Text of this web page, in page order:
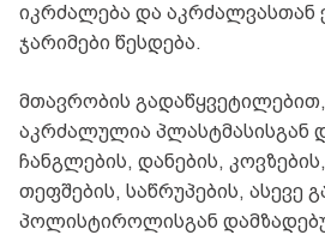
იკრძალება და აკრძალვასთან
ჯარიმები წესდება.
მთავრობის
აკრძალულია პლასტმასისგან
ჩანგლების, დანების,
თეფშების, საწრუპების, ასევე
პოლისტიროლისგან